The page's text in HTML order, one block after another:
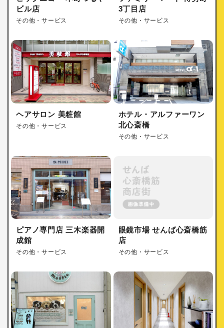
ビル店
その他・サービス
3丁目店
その他・サービス
ヘアサロン 美粧館
その他・サービス
ホテル・アルファーワン
北心斎橋
その他・サービス
ピアノ専門店 三木楽器開
成館
その他・サービス
眼鏡市場 せんば心斎橋筋
店
その他・サービス